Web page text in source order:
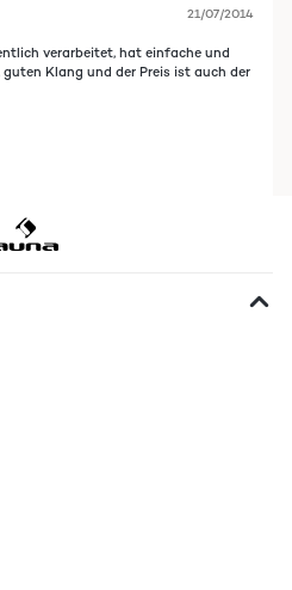
21/07/2014
verarbeitet, hat einfache und
Klang und der Preis ist auch der